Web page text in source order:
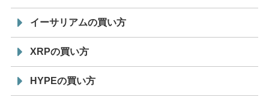
イーサリアムの買い方
XRPの買い方
HYPEの買い方